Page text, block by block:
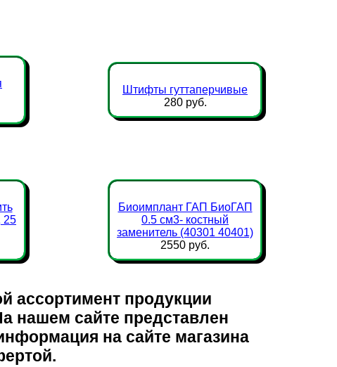
Штифты гуттаперчивые
280 руб.
25
Биоимплант ГАП БиоГАП
0.5 см3- костный
заменитель (40301 40401)
2550 руб.
ассортимент продукции
нашем сайте представлен
на сайте магазина